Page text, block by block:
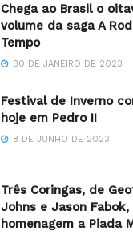
Chega ao Brasil o
volume da saga A
Tempo
30 DE JANEIRO DE 2023
Festival de Inverno
hoje em Pedro II
8 DE JUNHO DE 2023
Três Coringas, de
Johns e Jason Fabok,
homenagem a Piada